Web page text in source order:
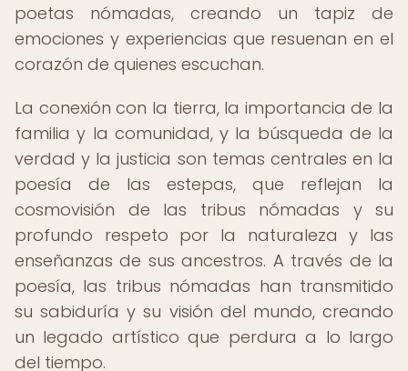
poetas nómadas, creando un tapiz de
emociones y experiencias que resuenan en el
corazón de quienes escuchan.
La conexión con la tierra, la importancia de la
familia y la comunidad, y la búsqueda de la
verdad y la justicia son temas centrales en la
poesía de las estepas, que reflejan la
cosmovisión de las tribus nómadas y su
profundo respeto por la naturaleza y las
enseñanzas de sus ancestros. A través de la
poesía, las tribus nómadas han transmitido
su sabiduría y su visión del mundo, creando
un legado artístico que perdura a lo largo
del tiempo.